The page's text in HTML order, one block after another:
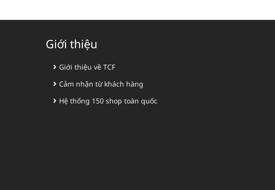
Giới thiệu
Giới thiệu về TCF
Cảm nhận từ khách hàng
Hệ thống 150 shop toàn quốc